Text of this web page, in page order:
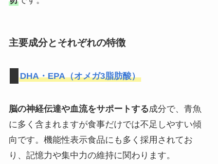
主要成分とそれぞれの特徴
DHA・EPA（オメガ3脂肪酸）
脳の神経伝達や血流をサポートする成分で、青魚
に多く含まれますが食事だけでは不足しやすい傾
向です。機能性表示食品にも多く採用されてお
り、記憶力や集中力の維持に関わります。